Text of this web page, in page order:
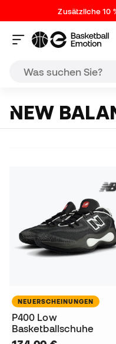
Zusätzliche 10
NEW
NEUERSCHEINUNGEN
P400 Low
Basketballschuhe